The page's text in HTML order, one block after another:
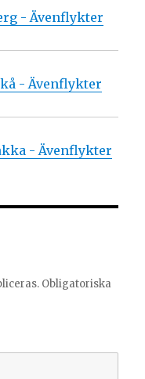
- Ävenflykter
- Ävenflykter
- Ävenflykter
Obligatoriska